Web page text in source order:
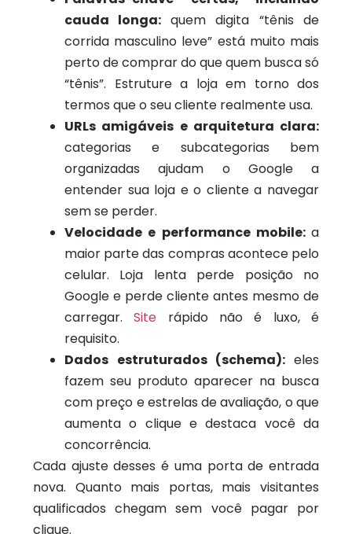
cauda longa: quem digita “tênis de
corrida masculino leve” está muito mais
perto de comprar do que quem busca só
“tênis”. Estruture a loja em torno dos
termos que o seu cliente realmente usa.
URLs amigáveis e arquitetura clara:
categorias e subcategorias bem
organizadas ajudam o Google a
entender sua loja e o cliente a navegar
sem se perder.
Velocidade e performance mobile: a
maior parte das compras acontece pelo
celular. Loja lenta perde posição no
Google e perde cliente antes mesmo de
carregar.Site rápido não é luxo, é
requisito.
Dados estruturados (schema): eles
fazem seu produto aparecer na busca
com preço e estrelas de avaliação, o que
aumenta o clique e destaca você da
concorrência.
Cada ajuste desses é uma porta de entrada
nova. Quanto mais portas, mais visitantes
qualificados chegam sem você pagar por
clique.